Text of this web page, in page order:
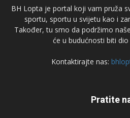
BH Lopta je portal koji vam pruža
sportu, sportu u svijetu kao i
Također, tu smo da podržimo
će u budućnosti biti
Kontaktirajte nas:
Pratite